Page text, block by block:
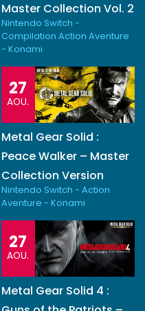
Master Collection Vol. 2
Nintendo Switch -
Compilation Action Aventure
- Konami
27
AOU.
Metal Gear Solid :
Peace Walker – Master
Collection Version
Nintendo Switch - Action
Aventure - Konami
27
AOU.
Metal Gear Solid 4 :